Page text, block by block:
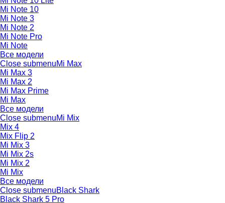
Mi Note 10
Mi Note 3
Mi Note 2
Mi Note Pro
Mi Note
Все модели
Close submenuMi Max
Mi Max 3
Mi Max 2
Mi Max Prime
Mi Max
Все модели
Close submenuMi Mix
Mix 4
Mix Flip 2
Mi Mix 3
Mi Mix 2s
Mi Mix 2
Mi Mix
Все модели
Close submenuBlack Shark
Black Shark 5 Pro